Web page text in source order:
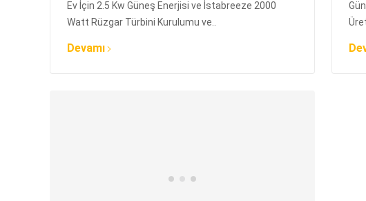
Ev İçin 2.5 Kw Güneş Enerjisi ve İstabreeze 2000
Watt Rüzgar Türbini Kurulumu ve..
Devamı